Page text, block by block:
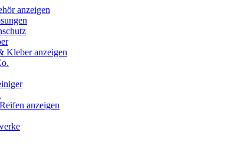
anzeigen
Kleber anzeigen
anzeigen